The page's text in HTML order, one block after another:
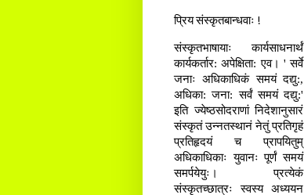
प्रिय संस्कृतबान्धवाः !
संस्कृतभाषायाः कार्यसाधनार्थं
कार्यकर्तार: अपेक्षिता: एव। ' सर्वे
जनाः अधिकाधिकं समयं दद्यु:,
अधिका: जना: सर्वं समयं दद्यु:'
इति ज्येष्ठसोदराणां निदेशानुसारं
संस्कृतं उन्नतस्थानं नेतुं प्रतिगृहं
प्रतिहृदयं च प्रापयितुम्
अधिकाधिकाः युवानः पूर्णं समयं
समर्पयेयुः। प्रत्येकं
संस्कृतच्छात्रः स्वस्य अध्ययन